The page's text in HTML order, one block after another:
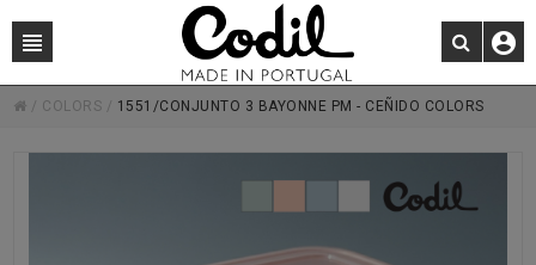
/ COLORS / 1551/CONJUNTO 3 BAYONNE PM - CEÑIDO COLORS